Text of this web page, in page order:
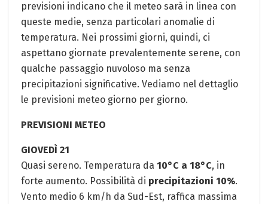
previsioni indicano che il meteo sarà in linea con
queste medie, senza particolari anomalie di
temperatura. Nei prossimi giorni, quindi, ci
aspettano giornate prevalentemente serene, con
qualche passaggio nuvoloso ma senza
precipitazioni significative. Vediamo nel dettaglio
le previsioni meteo giorno per giorno.
PREVISIONI METEO
GIOVEDÌ 21
Quasi sereno. Temperatura da 10°C a 18°C, in
forte aumento. Possibilità di precipitazioni 10%.
Vento medio 6 km/h da Sud-Est, raffica massima